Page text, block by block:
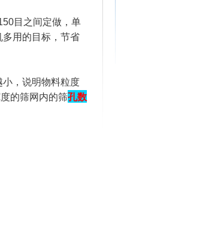
目之间定做，单
用的目标，节省
，说明物料粒度
的筛网内的筛孔数